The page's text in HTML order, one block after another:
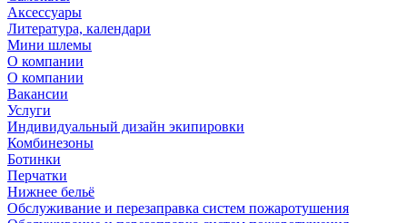
Аксессуары
Литература, календари
Мини шлемы
О компании
О компании
Вакансии
Услуги
Индивидуальный дизайн экипировки
Комбинезоны
Ботинки
Перчатки
Нижнее бельё
Обслуживание и перезаправка систем пожаротушения